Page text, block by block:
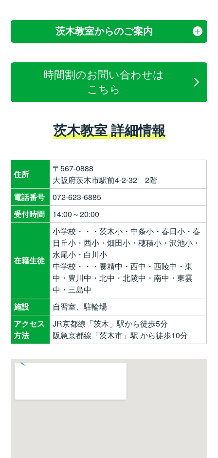
茨木教室からのご案内
時間割のお問い合わせは
こちら
茨木教室 詳細情報
住所
〒567-0888
大阪府茨木市駅前4-2-32 2階
電話番号
072-623-6885
受付時間
14:00～20:00
在籍生徒
小学校・・・茨木小・中条小・春日小・春
日丘小・西小・畑田小・穂積小・沢池小・
水尾小・白川小
中学校・・・養精中・西中・西陵中・東
中・豊川中・北中・北陵中・南中・東雲
中・三島中
施設
自習室、駐輪場
アクセス
方法
JR京都線「茨木」駅から徒歩5分
阪急京都線「茨木市」駅 から徒歩10分